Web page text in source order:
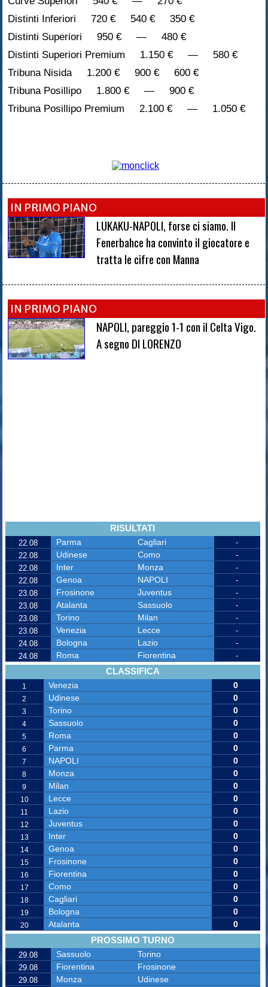
Distinti Inferiori 720 € 540 € 350 €
Distinti Superiori 950 € — 480 €
Distinti Superiori Premium 1.150 € — 580 €
Tribuna Nisida 1.200 € 900 € 600 €
Tribuna Posillipo 1.800 € — 900 €
Tribuna Posillipo Premium 2.100 € — 1.050 €
IN PRIMO PIANO
LUKAKU-NAPOLI, forse ci siamo. Il
Fenerbahce ha convinto il giocatore e
tratta le cifre con Manna
IN PRIMO PIANO
NAPOLI, pareggio 1-1 con il Celta Vigo.
A segno DI LORENZO
RISULTATI
22.08 Parma Cagliari
-
22.08
Udinese Como
-
22.08
Inter Monza
-
22.08
Genoa NAPOLI
-
23.08
Frosinone Juventus
-
23.08
Atalanta Sassuolo
-
23.08
Torino Milan
-
23.08
Venezia Lecce
-
24.08
Bologna Lazio
-
24.08
Roma Fiorentina -
CLASSIFICA
1 Venezia 0
2 Udinese 0
3 Torino 0
4 Sassuolo 0
5 Roma 0
6 Parma 0
7 NAPOLI 0
8 Monza 0
9 Milan 0
10 Lecce 0
11 Lazio 0
12 Juventus 0
13 Inter 0
14 Genoa 0
15 Frosinone 0
16 Fiorentina 0
17 Como 0
18 Cagliari 0
19 Bologna 0
20 Atalanta 0
PROSSIMO TURNO
29.08 Sassuolo Torino
29.08 Fiorentina Frosinone
29.08 Monza Udinese